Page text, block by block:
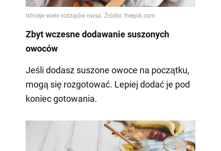
Zbyt wczesne dodawanie suszonych
owoców
Jeśli dodasz suszone owoce na początku,
mogą się rozgotować. Lepiej dodać je pod
koniec gotowania.